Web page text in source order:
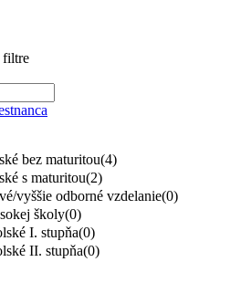
filtre
bez maturitou(4)
s maturitou(2)
vyššie odborné vzdelanie(0)
školy(0)
I. stupňa(0)
II. stupňa(0)